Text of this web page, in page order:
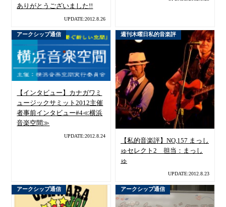
ありがとうございました!!
UPDATE:2012.8.26
アークシップ通信
【インタビュー】カナガワミ
ュージックサミット2012主催
者事前インタビュー#4≪横浜
音楽空間≫
UPDATE:2012.8.24
週刊木曜日私的音楽評
【私的音楽評】NO,157 まっし
ゅセレクト2 担当：まっし
ゅ
UPDATE:2012.8.23
アークシップ通信 アークシップ通信